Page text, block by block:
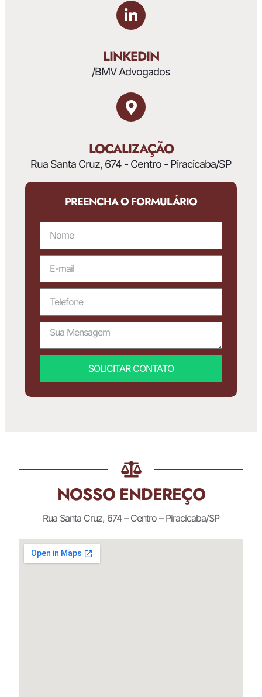
LINKEDIN
/BMV Advogados
LOCALIZAÇÃO
Rua Santa Cruz, 674 - Centro - Piracicaba/SP
PREENCHA O FORMULÁRIO
SOLICITAR CONTATO
NOSSO ENDEREÇO
Rua Santa Cruz, 674 – Centro – Piracicaba/SP